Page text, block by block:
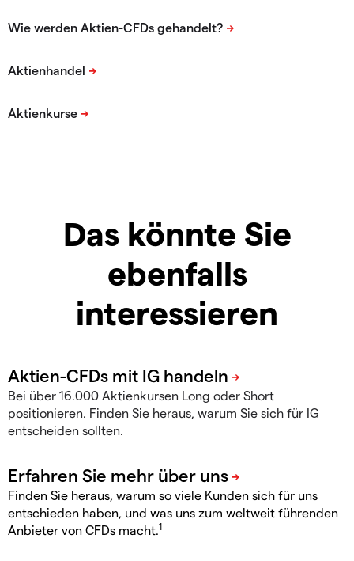
Das könnte Sie
ebenfalls
interessieren
Bei über 16.000 Aktienkursen Long oder Short
positionieren. Finden Sie heraus, warum Sie sich für IG
entscheiden sollten.
Finden Sie heraus, warum so viele Kunden sich für uns
entschieden haben, und was uns zum weltweit führenden
Anbieter von CFDs macht.1